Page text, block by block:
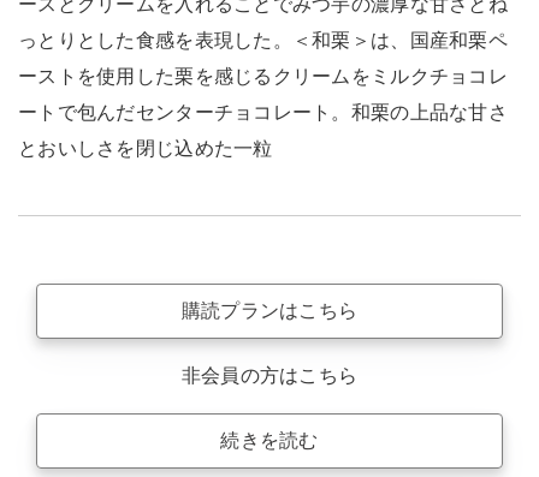
ースとクリームを入れることでみつ芋の濃厚な甘さとね
っとりとした食感を表現した。＜和栗＞は、国産和栗ペ
ーストを使用した栗を感じるクリームをミルクチョコレ
ートで包んだセンターチョコレート。和栗の上品な甘さ
とおいしさを閉じ込めた一粒
購読プランはこちら
非会員の方はこちら
続きを読む